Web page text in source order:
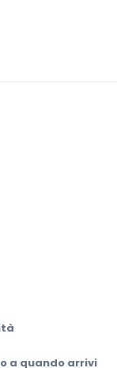
a quando arrivi